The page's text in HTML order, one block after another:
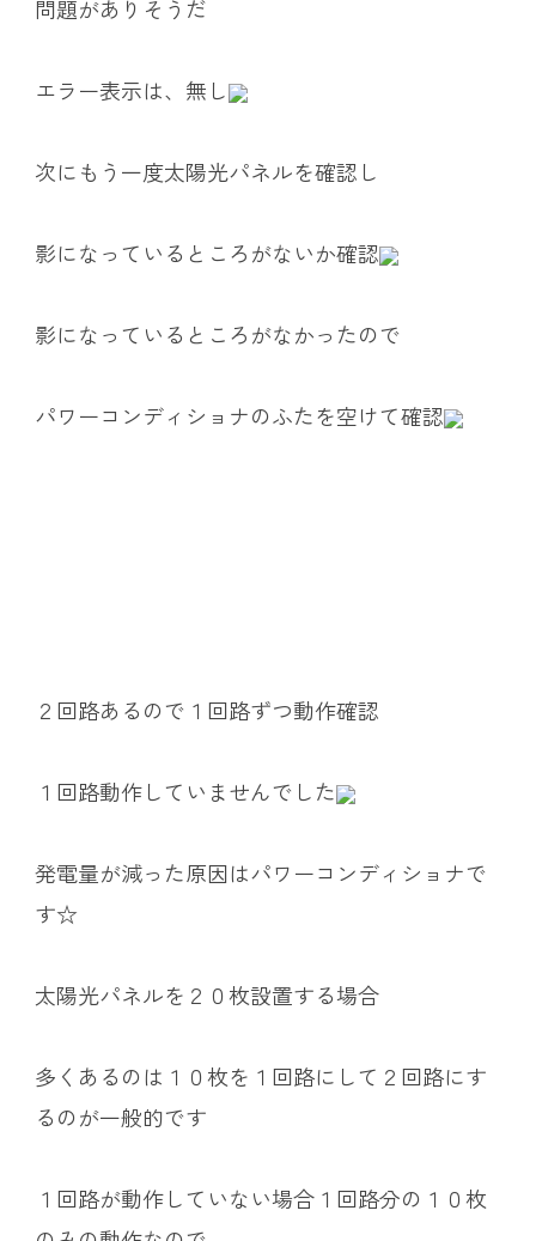
問題がありそうだ
エラー表示は、無し
次にもう一度太陽光パネルを確認し
影になっているところがないか確認
影になっているところがなかったので
パワーコンディショナのふたを空けて確認
２回路あるので１回路ずつ動作確認
１回路動作していませんでした
発電量が減った原因はパワーコンディショナで
す☆
太陽光パネルを２０枚設置する場合
多くあるのは１０枚を１回路にして２回路にす
るのが一般的です
１回路が動作していない場合１回路分の１０枚